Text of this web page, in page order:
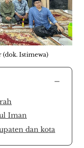
(dok. Istimewa)
−
Iman
dan kota